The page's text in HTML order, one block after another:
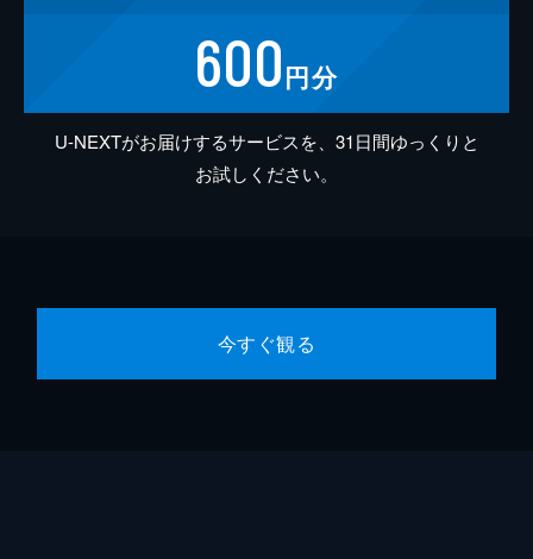
600円分
U-NEXTがお届けするサービスを、31日間ゆっくりと
お試しください。
今すぐ観る